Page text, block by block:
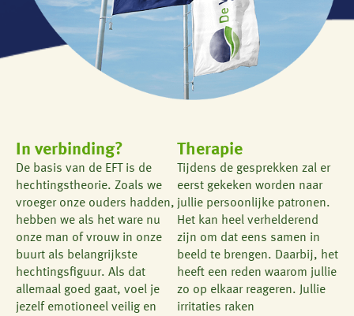
In verbinding?
De basis van de EFT is de
hechtingstheorie. Zoals we
vroeger onze ouders hadden,
hebben we als het ware nu
onze man of vrouw in onze
buurt als belangrijkste
hechtingsfiguur. Als dat
allemaal goed gaat, voel je
jezelf emotioneel veilig en
Therapie
Tijdens de gesprekken zal er
eerst gekeken worden naar
jullie persoonlijke patronen.
Het kan heel verhelderend
zijn om dat eens samen in
beeld te brengen. Daarbij, het
heeft een reden waarom jullie
zo op elkaar reageren. Jullie
irritaties raken